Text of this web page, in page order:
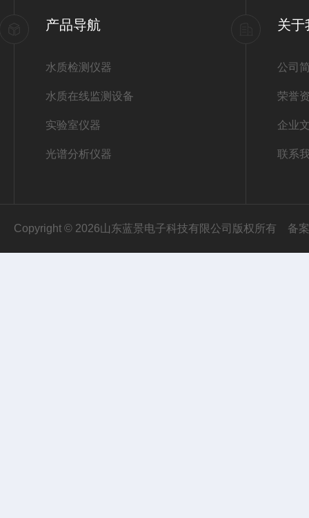
产品导航
水质检测仪器
水质在线监测设备
实验室仪器
光谱分析仪器
关于
公司
荣誉
企业
联系
Copyright © 2026山东蓝景电子科技有限公司版权所有 备